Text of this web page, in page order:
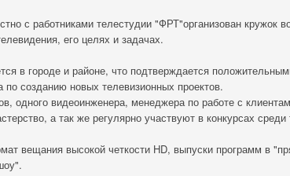
с работниками телестудии "ФРТ"организован кружок
его целях и задачах.
в городе и районе, что подтверждается
созданию новых телевизионных проектов.
одного видеоинженера, менеджера по работе с
а так же регулярно участвуют в конкурсах среди
вещания высокой четкости HD, выпуски программ в